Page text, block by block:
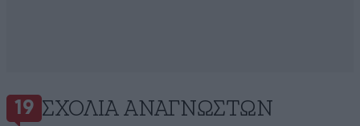
19 ΣΧΌΛΙΑ ΑΝΑΓΝΩΣΤΏΝ